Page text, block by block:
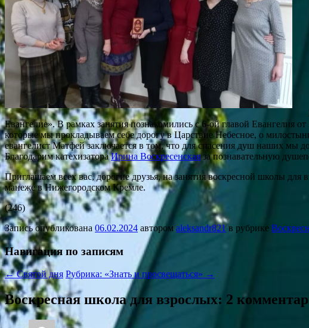
Евангелие». В рамках занятия познакомились с 6-ой главой Евангелия
которые мы прокладываем себе дорогу в Царствие Небесное, о
евангелист Матфей заключается в том, что для спасения душ наших мы
Благодарим катехизатораИрина Воскресенскаяза познавательную
Приглашаем всех вас, дорогие друзья, на занятия воскресной школы
манеже в Нижегородском Кремле.
(246)
Запись опубликована 06.02.2024 автором aleksandr821 в рубрике
Навигация по записям
←Святой дня Рубрика: «Знать и просвещаться» →
Воскресная школа для взрослых: 2